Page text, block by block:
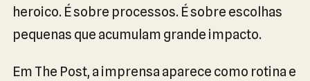
heroico. É sobre processos. É sobre escolhas
pequenas que acumulam grande impacto.
Em The Post, a imprensa aparece como rotina e